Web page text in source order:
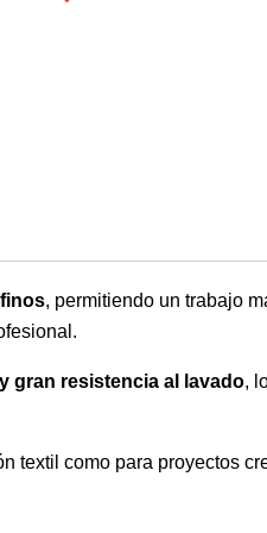
, permitiendo un trabajo
gran resistencia al lavado,
textil como para proyectos